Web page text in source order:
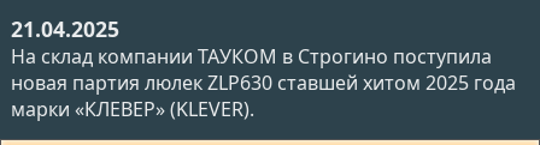
21.04.2025
На склад компании ТАУКОМ в Строгино поступила
новая партия люлек ZLP630 ставшей хитом 2025 года
марки «КЛЕВЕР» (KLEVER).